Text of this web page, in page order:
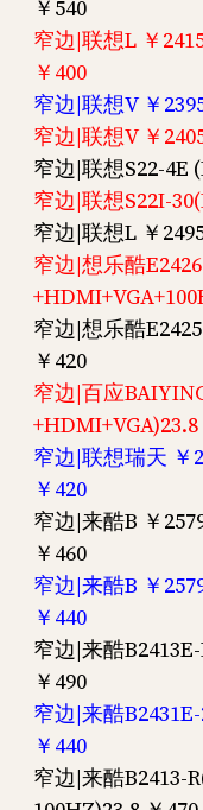
￥540
窄边|联想L ￥
￥400
窄边|联想V ￥
窄边|联想V ￥
窄边|联想S22-4E
窄边|联想S22I-
窄边|联想L ￥
窄边|想乐酷
窄边|想乐酷
￥420
窄边|百应
窄边|联想瑞天 ￥
￥420
窄边|来酷B ￥
￥460
窄边|来酷B ￥
￥440
窄边|来酷
￥490
窄边|来酷
￥440
窄边|来酷B2413-